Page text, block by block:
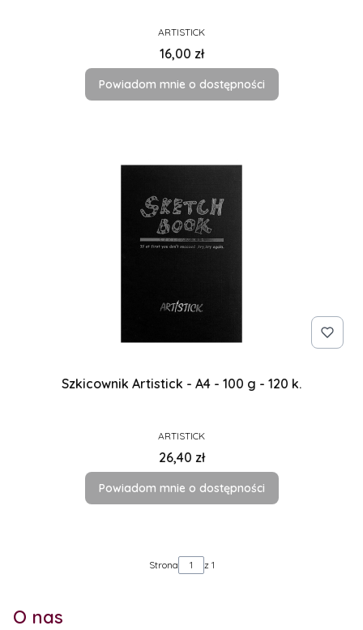
PRODUCENT
ARTISTICK
Cena
16,00 zł
Powiadom mnie o dostępności
Szkicownik Artistick - A4 - 100 g - 120 k.
PRODUCENT
ARTISTICK
Cena
26,40 zł
Powiadom mnie o dostępności
Strona z 1
O nas